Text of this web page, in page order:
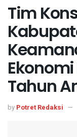
Tim
Tahun
by Potret Redaksi